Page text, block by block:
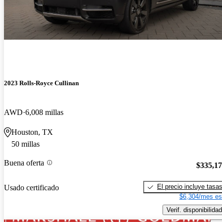
2023 Rolls-Royce Cullinan
AWD 6,008 millas
Houston, TX
50 millas
Buena oferta
Usado certificado
El precio incluye tasas
$6,304/mes
Verif. disponibilidad